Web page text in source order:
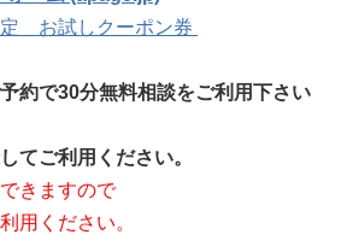
お試しクーポン券
約で30分無料相談をご利用下さい
てご利用ください。
きますので
用ください。